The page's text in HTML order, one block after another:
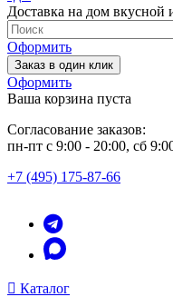
Доставка на дом вкусной
Оформить
Заказ в один клик
Оформить
Ваша корзина пуста
Согласование заказов:
пн-пт с 9:00 - 20:00, сб
+7 (495) 175-87-66
Каталог